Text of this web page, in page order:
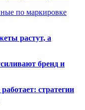
по маркировке
растут, а
бренд и
стратегии